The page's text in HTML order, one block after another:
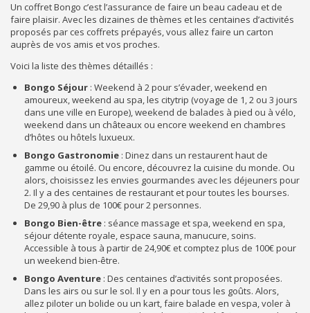
Un coffret Bongo c’est l’assurance de faire un beau cadeau et de
faire plaisir. Avec les dizaines de thèmes et les centaines d’activités
proposés par ces coffrets prépayés, vous allez faire un carton
auprès de vos amis et vos proches.
Voici la liste des thèmes détaillés :
Bongo Séjour : Weekend à 2 pour s’évader, weekend en
amoureux, weekend au spa, les citytrip (voyage de 1, 2 ou 3 jours
dans une ville en Europe), weekend de balades à pied ou à vélo,
weekend dans un châteaux ou encore weekend en chambres
d’hôtes ou hôtels luxueux.
Bongo Gastronomie : Dinez dans un restaurent haut de
gamme ou étoilé. Ou encore, découvrez la cuisine du monde. Ou
alors, choisissez les envies gourmandes avec les déjeuners pour
2. Il y a des centaines de restaurant et pour toutes les bourses.
De 29,90 à plus de 100€ pour 2 personnes.
Bongo Bien-être : séance massage et spa, weekend en spa,
séjour détente royale, espace sauna, manucure, soins.
Accessible à tous à partir de 24,90€ et comptez plus de 100€ pour
un weekend bien-être.
Bongo Aventure : Des centaines d’activités sont proposées.
Dans les airs ou sur le sol. Il y en a pour tous les goûts. Alors,
allez piloter un bolide ou un kart, faire balade en vespa, voler à